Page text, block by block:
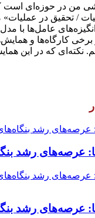
من در حوزه‌ای است
/ تحقیق در عملیات»
عامل‌ها با
کارگاه‌ها و
نکته‌ای که در این
عرصه‌های رشد
عرصه‌های رشد